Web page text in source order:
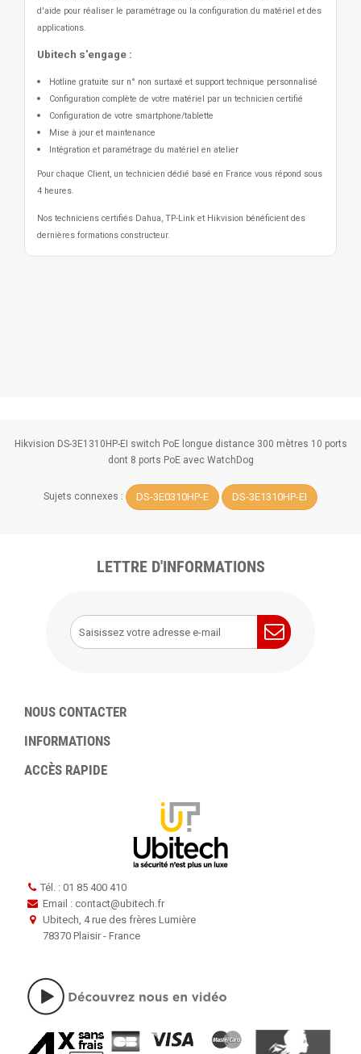
d'aide pour réaliser le paramétrage ou la configuration du matériel et des
applications.
Ubitech s'engage :
Hotline gratuite sur n° non surtaxé et support technique personnalisé
Configuration complète de votre matériel par un technicien certifié
Configuration de votre smartphone/tablette
Mise à jour et maintenance
Intégration et paramétrage du matériel en atelier
Pour chaque Client, un technicien dédié basé en France vous répond sous
4 heures.
Nos techniciens certifiés Dahua, TP-Link et Hikvision bénéficient des
dernières formations constructeur.
Hikvision DS-3E1310HP-EI switch PoE longue distance 300 mètres 10 ports
dont 8 ports PoE avec WatchDog
Sujets connexes : DS-3E0310HP-E DS-3E1310HP-EI
LETTRE D'INFORMATIONS
NOUS CONTACTER
INFORMATIONS
ACCÈS RAPIDE
Tél. : 01 85 400 410
Email : contact@ubitech.fr
Ubitech, 4 rue des frères Lumière
78370 Plaisir - France